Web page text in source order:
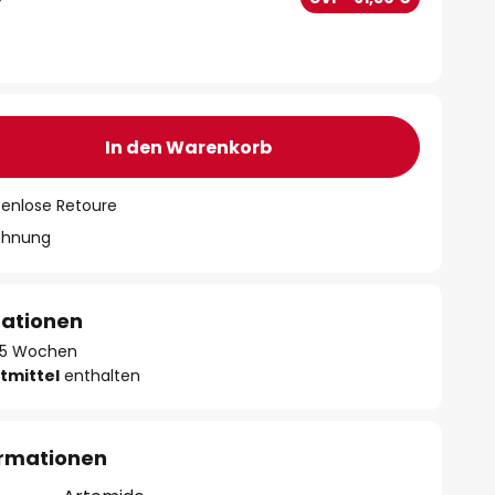
In den Warenkorb
Retoure
Wochen
enthalten